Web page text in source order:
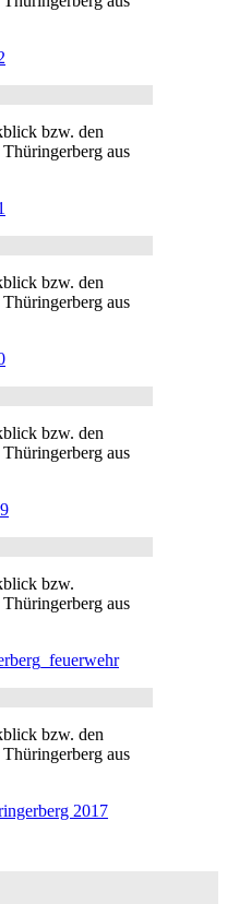
bzw. den
aus
bzw. den
aus
bzw. den
aus
bzw.
aus
bzw. den
aus
2017